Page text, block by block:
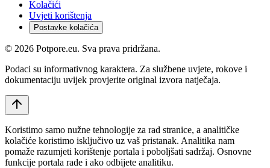
Kolačići
Uvjeti korištenja
Postavke kolačića
© 2026 Potpore.eu. Sva prava pridržana.
Podaci su informativnog karaktera. Za službene uvjete, rokove i
dokumentaciju uvijek provjerite original izvora natječaja.
Koristimo samo nužne tehnologije za rad stranice, a analitičke
kolačiće koristimo isključivo uz vaš pristanak. Analitika nam
pomaže razumjeti korištenje portala i poboljšati sadržaj. Osnovne
funkcije portala rade i ako odbijete analitiku.